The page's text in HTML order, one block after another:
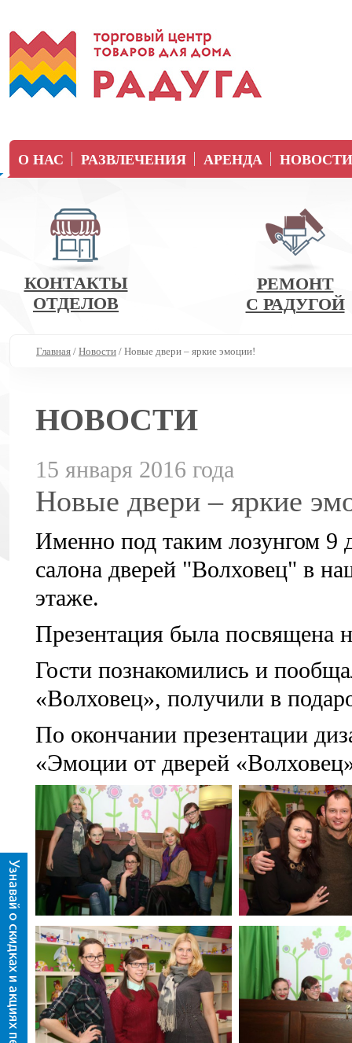
О НАС РАЗВЛЕЧЕНИЯ АРЕНДА НОВОСТИ
КОНТАКТЫ
ОТДЕЛОВ
РЕМОНТ
С РАДУГОЙ
Главная / Новости / Новые двери – яркие эмоции!
НОВОСТИ
15 января 2016 года
Новые двери – яркие
Именно под таким лозунгом 9
салона дверей "Волховец" в
этаже.
Презентация была посвящена
Гости познакомились и
«Волховец», получили в
По окончании презентации
«Эмоции от дверей